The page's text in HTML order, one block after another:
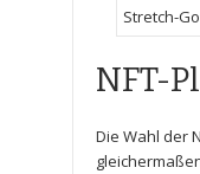
Stretch-
NFT-
Die Wahl ⁢der